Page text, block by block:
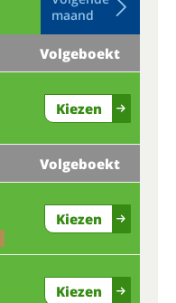
maand
Volgeboekt
Kiezen
Volgeboekt
Kiezen
Kiezen